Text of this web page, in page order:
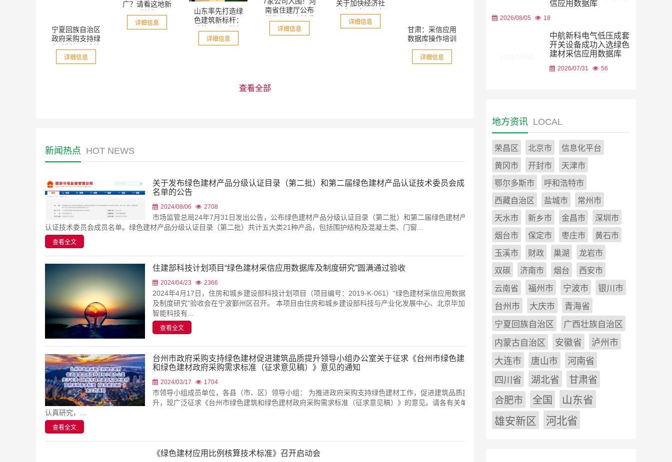
色建材促进建筑
品质提升工作专
报
详细信息
广？请看这地新
样板
详细信息
山东率先打造绿
色建筑新标杆：
色建材革命与财
政金融双轮支持
详细信息
南省住建厅公布
首批绿色建材采
信目录！
详细信息
关于加快经济社
会发展全面绿色
转型的意见
详细信息
详细信息
名单的公告
2024/08/06
市场监管总局24年7月31日发出公告，公布绿色建材产品分级认证目录（第二批）和第二届绿色建材产品
认证技术委员会成员名单。绿色建材产品分级认证目录（第二批）共计五大类21种产品，包括围护结构及混凝土类、门窗...
查看全文
2024/04/23 2366
2024年4月17日，住房和城乡建设部科技计划项目（项目编号：2019-K-061）“绿色建材采信应用数据库
及制度研究”验收会在宁波鄞州区召开。 本项目由住房和城乡建设部科技与产业化发展中心、北京毕加索
智能科技有...
查看全文
和绿色建材政府采购需求标准（征求意见稿）》意见的通知
2024/03/17 1704
市领导小组成员单位，各县（市、区）领导小组： 为推进政府采购支持绿色建材工作，促进建筑品质提
升，现广泛征求《台州市绿色建筑和绿色建材政府采购需求标准（征求意见稿）》的意见。请各有关单位
认真研究，...
查看全文
2023/05/31 1631
信应用数据库
2026/08/05 18
中航新科电气低压成套
开关设备成功入选绿色
建材采信应用数据库
2026/07/31 56
地方资讯 LOCAL
荣昌区 北京市 信息化平台
黄冈市 开封市 天津市
鄂尔多斯市 呼和浩特市
西藏自治区 盐城市 常州市
天水市 新乡市 金昌市 深圳市
烟台市 保定市 枣庄市 黄石市
玉溪市 财政 巢湖 龙岩市
双碳 济南市 烟台 西安市
云南省 福州市 宁波市
银川市
台州市
大庆市
青海省
宁夏回族自治区
广西壮族自治区
内蒙古自治区
安徽省
泸州市
大连市
唐山市
河南省
四川省
湖北省
甘肃省
合肥市
全国
山东省
雄安新区
河北省